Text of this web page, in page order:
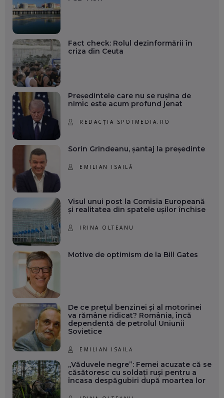
Fact check: Rolul dezinformării în
criza din Ceuta
Președintele care nu se rușina de
nimic este acum profund jenat
REDACȚIA SPOTMEDIA.RO
Sorin Grindeanu, șantaj la președinte
EMILIAN ISAILĂ
Visul unui post la Comisia Europeană
și realitatea din spatele ușilor închise
IRINA OLTEANU
Motive de optimism de la Bill Gates
De ce prețul benzinei și al motorinei
va rămâne ridicat? România, încă
dependentă de petrolul Uniunii
Sovietice
EMILIAN ISAILĂ
„Văduvele negre”: Femei acuzate că se
căsătoresc cu soldați ruși pentru a
încasa despăgubiri după moartea lor